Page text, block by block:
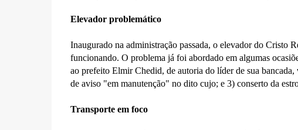
Elevador problemático
Inaugurado na administração passada, o elevador do Cristo
funcionando. O problema já foi abordado em algumas
ao prefeito Elmir Chedid, de autoria do líder de sua
de aviso "em manutenção" no dito cujo; e 3) conserto da
Transporte em foco